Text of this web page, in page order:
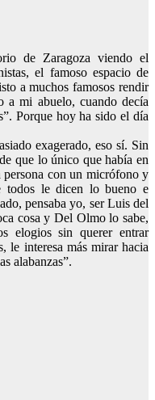
de Zaragoza viendo el
el famoso espacio de
a muchos famosos rendir
a mi abuelo, cuando decía
Porque hoy ha sido el día
exagerado, eso sí. Sin
que lo único que había en
con un micrófono y
todos le dicen lo bueno e
pensaba yo, ser Luis del
cosa y Del Olmo lo sabe,
elogios sin querer entrar
le interesa más mirar hacia
alabanzas”.